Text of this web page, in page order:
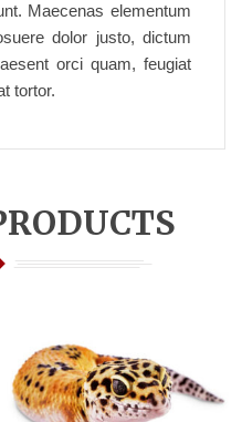
Maecenas elementum
dolor justo, dictum
orci quam, feugiat
tortor.